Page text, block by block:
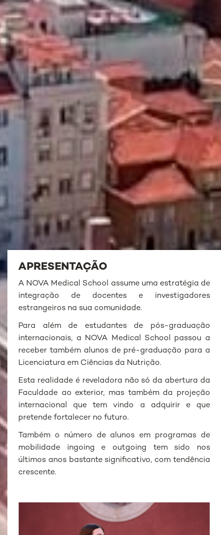
APRESENTAÇÃO
A NOVA Medical School assume uma estratégia de
integração de docentes e investigadores
estrangeiros na sua comunidade.
Para além de estudantes de pós-graduação
internacionais, a NOVA Medical School passou a
receber também alunos de pré-graduação para a
Licenciatura em Ciências da Nutrição.
Esta realidade é reveladora não só da abertura da
Faculdade ao exterior, mas também da projeção
internacional que tem vindo a adquirir e que
pretende fortalecer no futuro.
Também o número de alunos em programas de
mobilidade ingoing e outgoing tem sido nos
últimos anos bastante significativo, com tendência
crescente.